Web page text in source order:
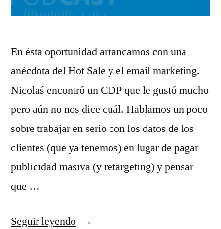
En ésta oportunidad arrancamos con una
anécdota del Hot Sale y el email marketing.
Nicolaś encontró un CDP que le gustó mucho
pero aún no nos dice cuál. Hablamos un poco
sobre trabajar en serio con los datos de los
clientes (que ya tenemos) en lugar de pagar
publicidad masiva (y retargeting) y pensar
que …
Seguir leyendo«S03E03